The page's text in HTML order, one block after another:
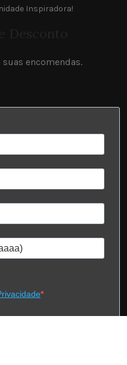
Inspiradora!
encomendas.